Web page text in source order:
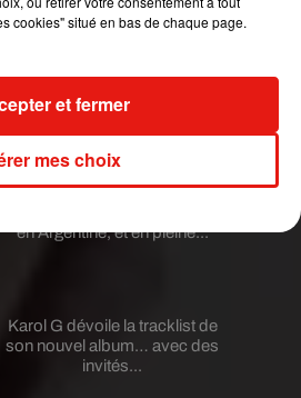
de Fuego est terminée
en Argentine, et en pleine...
Karol G dévoile la tracklist de
son nouvel album… avec des
invités...
cookies" situé en bas de chaque page.
mes choix
et fermer